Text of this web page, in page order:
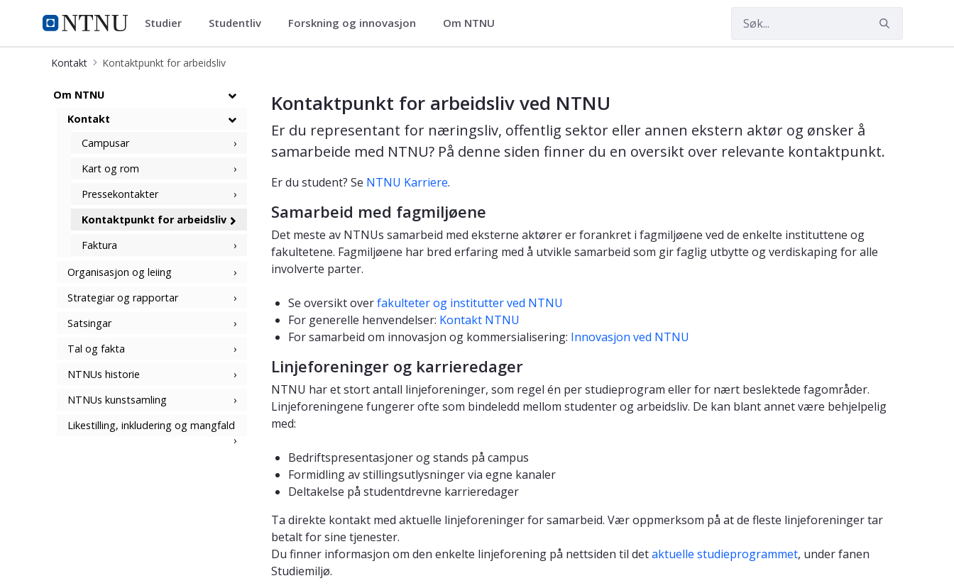
NTNU Hjemmeside
ntnu.no Studier Studentliv Forskning og innovasjon Om NTNU
Kontakt Kontaktpunkt for arbeidsliv
Kontaktpunkt for arbeidsliv
Om NTNU
Kontakt
Campusar
Kart og rom
Pressekontakter
Kontaktpunkt for arbeidsliv
Faktura
Organisasjon og leiing
Strategiar og rapportar
Satsingar
Tal og fakta
NTNUs historie
NTNUs kunstsamling
Likestilling, inkludering og mangfald
Kontaktpunkt for arbeidsliv ved NTNU
Er du representant for næringsliv, offentlig sektor eller annen ekstern aktør og ønsker å
samarbeide med NTNU? På denne siden finner du en oversikt over relevante kontaktpunkt.
Er du student? Se NTNU Karriere.
Samarbeid med fagmiljøene
Det meste av NTNUs samarbeid med eksterne aktører er forankret i fagmiljøene ved de enkelte instituttene og
fakultetene. Fagmiljøene har bred erfaring med å utvikle samarbeid som gir faglig utbytte og verdiskaping for alle
involverte parter.
Se oversikt overfakulteter og institutter ved NTNU
For generelle henvendelser: Kontakt NTNU
For samarbeid om innovasjon og kommersialisering: Innovasjon ved NTNU
Linjeforeninger og karrieredager
NTNU har et stort antall linjeforeninger, som regel én per studieprogram eller for nært beslektede fagområder.
Linjeforeningene fungerer ofte som bindeledd mellom studenter og arbeidsliv. De kan blant annet være behjelpelig
med:
Bedriftspresentasjoner og stands på campus
Formidling av stillingsutlysninger via egne kanaler
Deltakelse på studentdrevne karrieredager
Ta direkte kontakt med aktuelle linjeforeninger for samarbeid. Vær oppmerksom på at de fleste linjeforeninger tar
betalt for sine tjenester.
Du finner informasjon om den enkelte linjeforening på nettsiden til detaktuelle studieprogrammet, under fanen
Studiemiljø.